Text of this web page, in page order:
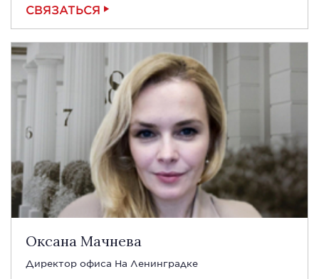
СВЯЗАТЬСЯ
Оксана Мачнева
Директор офиса На Ленинградке